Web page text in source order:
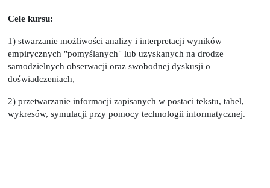
Cele kursu:
1) stwarzanie możliwości analizy i interpretacji wyników
empirycznych "pomyślanych" lub uzyskanych na drodze
samodzielnych obserwacji oraz swobodnej dyskusji o
doświadczeniach,
2) przetwarzanie informacji zapisanych w postaci tekstu, tabel,
wykresów, symulacji przy pomocy technologii informatycznej.